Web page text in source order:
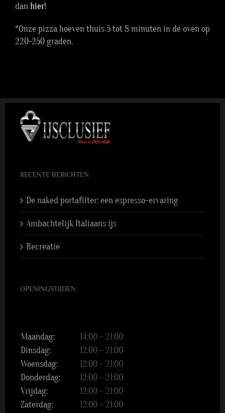
danhier!
*Onze pizza hoeven thuis 5 tot 8 minuten in de oven op
220-250 graden.
RECENTE BERICHTEN
De naked portafilter: een espresso-ervaring
Ambachtelijk Italiaans ijs
Recreatie
OPENINGSTIJDEN
Maandag:
14:00 – 21:00
Dinsdag:
12:00 – 21:00
Woensdag:
12:00 – 21:00
Donderdag:
12:00 – 21:00
Vrijdag:
12:00 – 21:00
Zaterdag:
12:00 – 21:00